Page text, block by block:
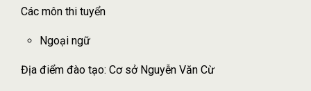
Các môn thi tuyển
Ngoại ngữ
Địa điểm đào tạo: Cơ sở Nguyễn Văn Cừ